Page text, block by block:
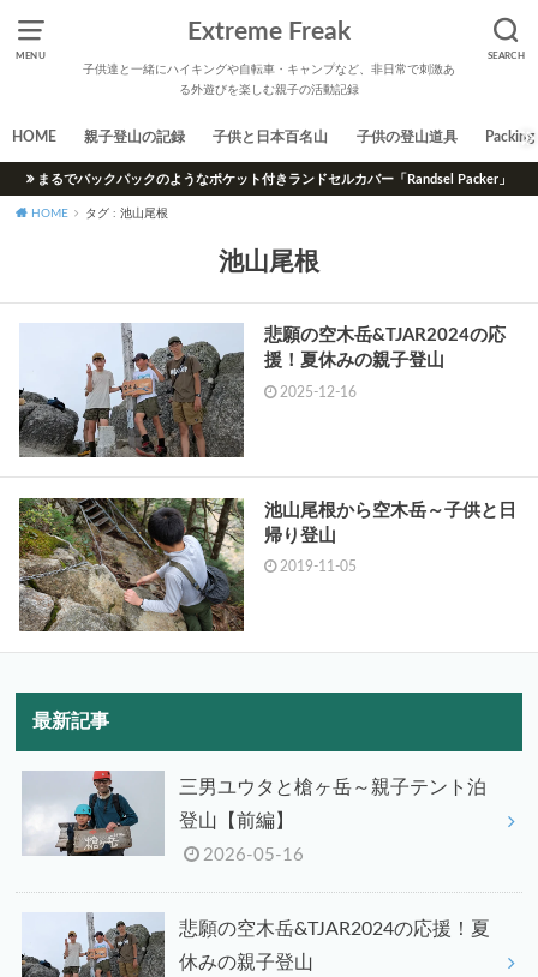
MENU SEARCH
Extreme Freak
子供達と一緒にハイキングや自転車・キャンプなど、非日常で刺激あ
る外遊びを楽しむ親子の活動記録
HOME 親子登山の記録 子供と日本百名山 子供の登山道具 Packing
まるでバックパックのようなポケット付きランドセルカバー「Randsel Packer」
HOME タグ : 池山尾根
池山尾根
悲願の空木岳&TJAR2024の応
援！夏休みの親子登山
2025-12-16
池山尾根から空木岳～子供と日
帰り登山
2019-11-05
最新記事
三男ユウタと槍ヶ岳～親子テント泊
登山【前編】
2026-05-16
悲願の空木岳&TJAR2024の応援！夏
休みの親子登山